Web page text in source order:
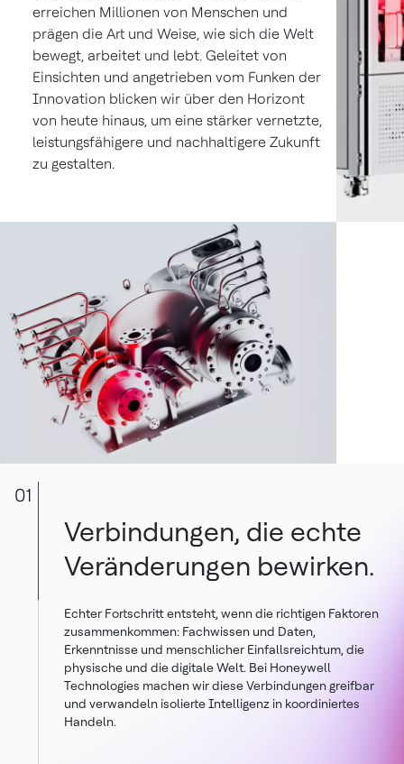
erreichen Millionen von Menschen und
prägen die Art und Weise, wie sich die Welt
bewegt, arbeitet und lebt. Geleitet von
Einsichten und angetrieben vom Funken der
Innovation blicken wir über den Horizont
von heute hinaus, um eine stärker vernetzte,
leistungsfähigere und nachhaltigere Zukunft
zu gestalten.
01
Verbindungen, die echte
Veränderungen bewirken.
Echter Fortschritt entsteht, wenn die richtigen Faktoren
zusammenkommen: Fachwissen und Daten,
Erkenntnisse und menschlicher Einfallsreichtum, die
physische und die digitale Welt. Bei Honeywell
Technologies machen wir diese Verbindungen greifbar
und verwandeln isolierte Intelligenz in koordiniertes
Handeln.